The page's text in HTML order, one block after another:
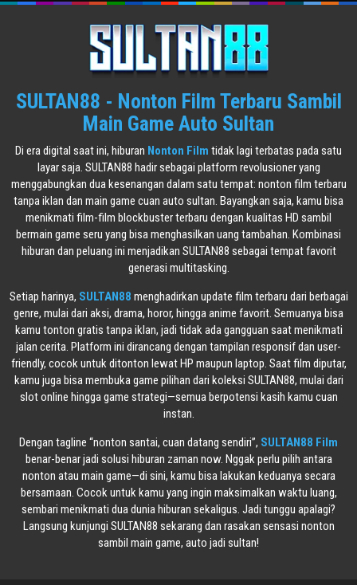
SULTAN88 - Nonton Film Terbaru Sambil
Main Game Auto Sultan
Di era digital saat ini, hiburan Nonton Film tidak lagi terbatas pada satu
layar saja. SULTAN88 hadir sebagai platform revolusioner yang
menggabungkan dua kesenangan dalam satu tempat: nonton film terbaru
tanpa iklan dan main game cuan auto sultan. Bayangkan saja, kamu bisa
menikmati film-film blockbuster terbaru dengan kualitas HD sambil
bermain game seru yang bisa menghasilkan uang tambahan. Kombinasi
hiburan dan peluang ini menjadikan SULTAN88 sebagai tempat favorit
generasi multitasking.
Setiap harinya, SULTAN88 menghadirkan update film terbaru dari berbagai
genre, mulai dari aksi, drama, horor, hingga anime favorit. Semuanya bisa
kamu tonton gratis tanpa iklan, jadi tidak ada gangguan saat menikmati
jalan cerita. Platform ini dirancang dengan tampilan responsif dan user-
friendly, cocok untuk ditonton lewat HP maupun laptop. Saat film diputar,
kamu juga bisa membuka game pilihan dari koleksi SULTAN88, mulai dari
slot online hingga game strategi—semua berpotensi kasih kamu cuan
instan.
Dengan tagline “nonton santai, cuan datang sendiri”, SULTAN88 Film
benar-benar jadi solusi hiburan zaman now. Nggak perlu pilih antara
nonton atau main game—di sini, kamu bisa lakukan keduanya secara
bersamaan. Cocok untuk kamu yang ingin maksimalkan waktu luang,
sembari menikmati dua dunia hiburan sekaligus. Jadi tunggu apalagi?
Langsung kunjungi SULTAN88 sekarang dan rasakan sensasi nonton
sambil main game, auto jadi sultan!